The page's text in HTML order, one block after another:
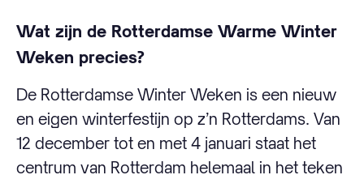
Wat zijn de Rotterdamse Warme Winter
Weken precies?
De Rotterdamse Winter Weken is een nieuw
en eigen winterfestijn op z’n Rotterdams. Van
12 december tot en met 4 januari staat het
centrum van Rotterdam helemaal in het teken